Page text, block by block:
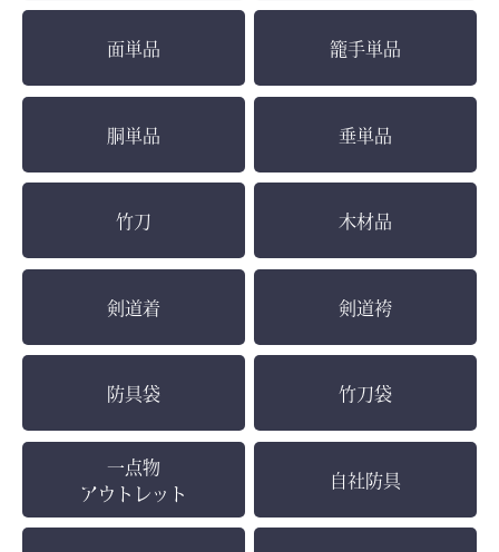
面単品 籠手単品
胴単品 垂単品
竹刀 木材品
剣道着 剣道袴
防具袋 竹刀袋
一点物
アウトレット
自社防具